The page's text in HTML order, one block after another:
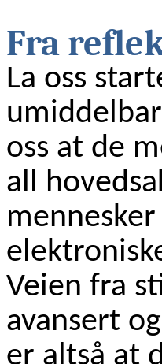
Fra
La oss
oss at de
all
Veien fra
avansert
er altså at